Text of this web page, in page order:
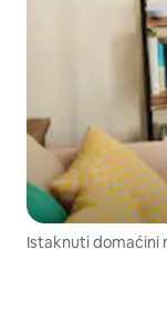
Istaknuti domaćini